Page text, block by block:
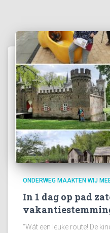
ONDERWEG MAAKTEN WIJ
In 1 dag op pad
“Wát een leuke route! De